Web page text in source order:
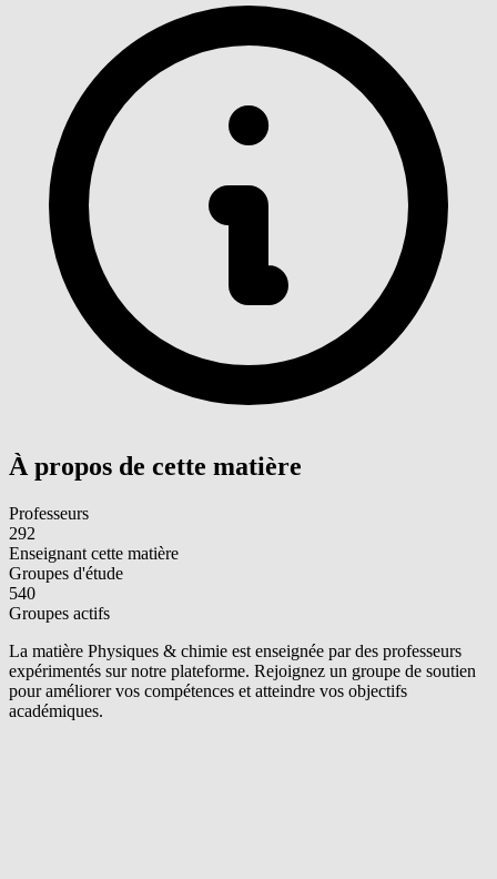
À propos de cette matière
Professeurs
292
Enseignant cette matière
Groupes d'étude
540
Groupes actifs
La matière Physiques & chimie est enseignée par des professeurs
expérimentés sur notre plateforme. Rejoignez un groupe de soutien
pour améliorer vos compétences et atteindre vos objectifs
académiques.